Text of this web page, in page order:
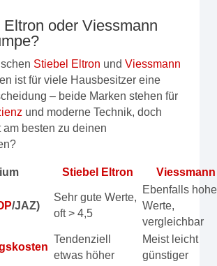
Eltron oder Viessmann
Stiebel Eltron und Viessmann
ist für viele Hausbesitzer eine
– beide Marken stehen für
und moderne Technik, doch
besten zu deinen
Stiebel Eltron Viessmann
/JAZ)
Sehr gute Werte,
oft > 4,5
Ebenfalls hohe
Werte,
vergleichbar
Tendenziell
etwas höher
Meist leicht
günstiger